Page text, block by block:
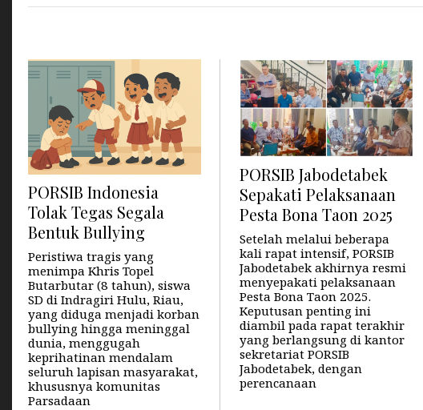
PORSIB Indonesia
Tolak Tegas Segala
Bentuk Bullying
Peristiwa tragis yang
menimpa Khris Topel
Butarbutar (8 tahun), siswa
SD di Indragiri Hulu, Riau,
yang diduga menjadi korban
bullying hingga meninggal
dunia, menggugah
keprihatinan mendalam
seluruh lapisan masyarakat,
khususnya komunitas
Parsadaan
PORSIB Jabodetabek
Sepakati Pelaksanaan
Pesta Bona Taon 2025
Setelah melalui beberapa
kali rapat intensif, PORSIB
Jabodetabek akhirnya resmi
menyepakati pelaksanaan
Pesta Bona Taon 2025.
Keputusan penting ini
diambil pada rapat terakhir
yang berlangsung di kantor
sekretariat PORSIB
Jabodetabek, dengan
perencanaan